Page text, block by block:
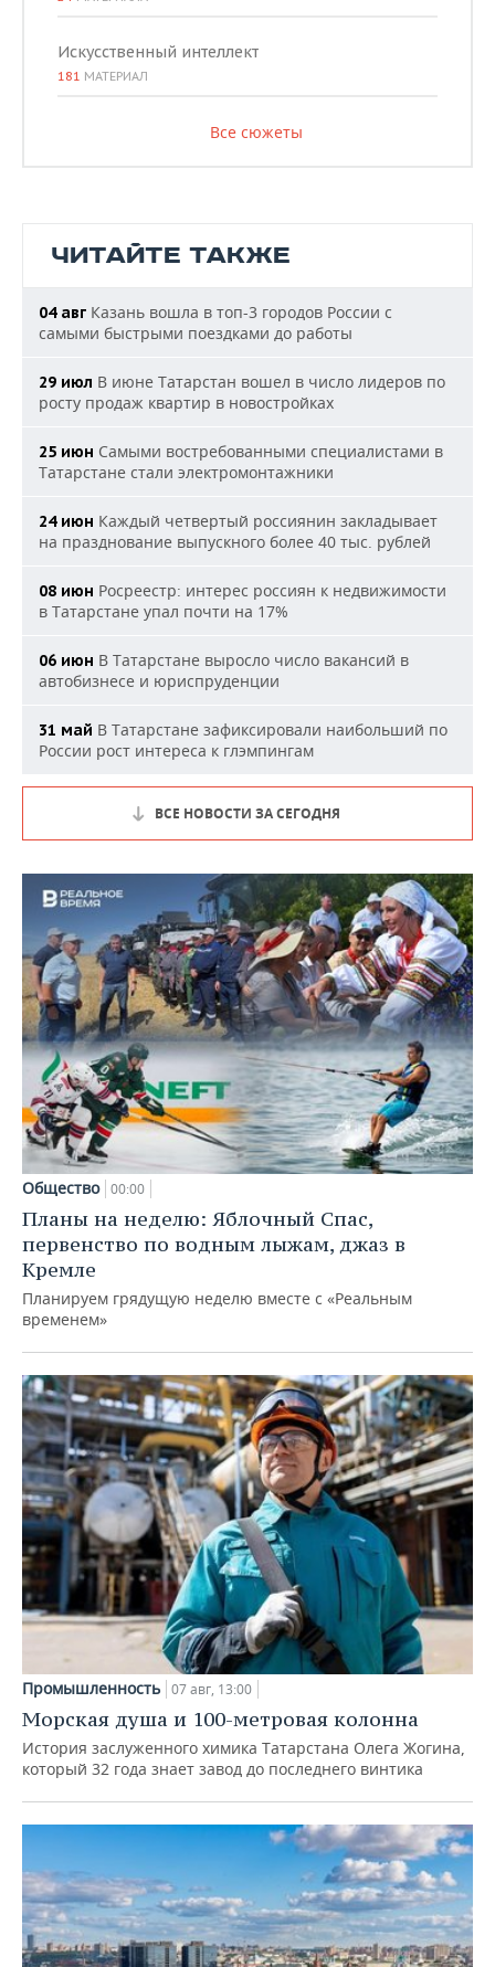
Искусственный интеллект
181 МАТЕРИАЛ
Все сюжеты
ЧИТАЙТЕ ТАКЖЕ
04 авг Казань вошла в топ-3 городов России с
самыми быстрыми поездками до работы
29 июл В июне Татарстан вошел в число лидеров по
росту продаж квартир в новостройках
25 июн Самыми востребованными специалистами в
Татарстане стали электромонтажники
24 июн Каждый четвертый россиянин закладывает
на празднование выпускного более 40 тыс. рублей
08 июн Росреестр: интерес россиян к недвижимости
в Татарстане упал почти на 17%
06 июн В Татарстане выросло число вакансий в
автобизнесе и юриспруденции
31 май В Татарстане зафиксировали наибольший по
России рост интереса к глэмпингам
ВСЕ НОВОСТИ ЗА СЕГОДНЯ
Общество 00:00
Планы на неделю: Яблочный Спас,
первенство по водным лыжам, джаз в
Кремле
Планируем грядущую неделю вместе с «Реальным
временем»
Промышленность 07 авг, 13:00
Морская душа и 100-метровая колонна
История заслуженного химика Татарстана Олега Жогина,
который 32 года знает завод до последнего винтика